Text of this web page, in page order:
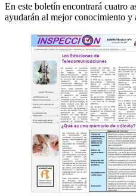
En este boletín encontrará cuatro
ayudarán al mejor conocimiento